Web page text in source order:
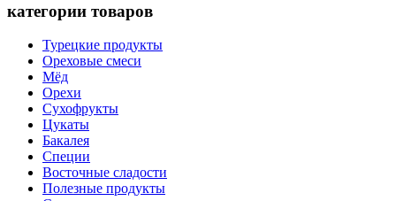
категории товаров
Турецкие продукты
Ореховые смеси
Мёд
Орехи
Сухофрукты
Цукаты
Бакалея
Специи
Восточные сладости
Полезные продукты